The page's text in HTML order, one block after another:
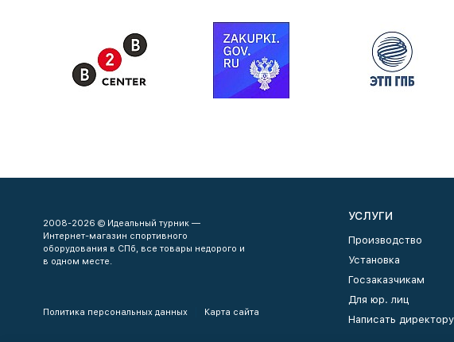
2008-2026 © Идеальный турник —
Интернет-магазин спортивного
оборудования в СПб, все товары недорого и
в одном месте.
Политика персональных данных Карта сайта
УСЛУГИ
Производство
Установка
Госзаказчикам
Для юр. лиц
Написать директору